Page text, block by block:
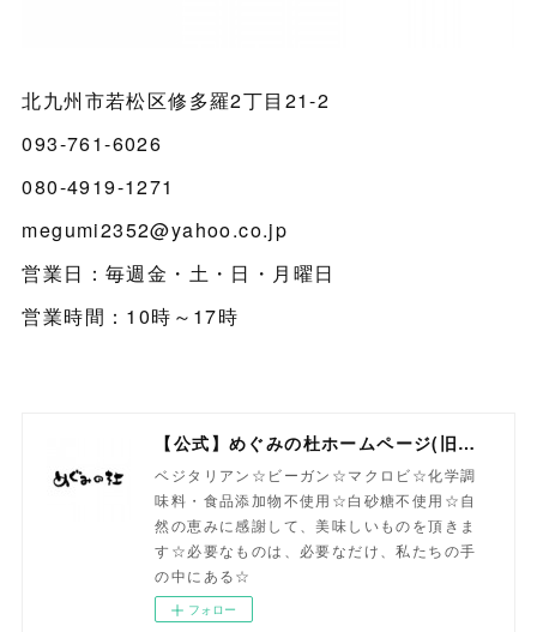
北九州市若松区修多羅2丁目21-2
093-761-6026
080-4919-1271
megumi2352@yahoo.co.jp
営業日：毎週金・土・日・月曜日
営業時間：10時～17時
【公式】めぐみの杜ホームページ(旧自然食工房）
ベジタリアン☆ビーガン☆マクロビ☆化学調
味料・食品添加物不使用☆白砂糖不使用☆自
然の恵みに感謝して、美味しいものを頂きま
す☆必要なものは、必要なだけ、私たちの手
の中にある☆
フォロー